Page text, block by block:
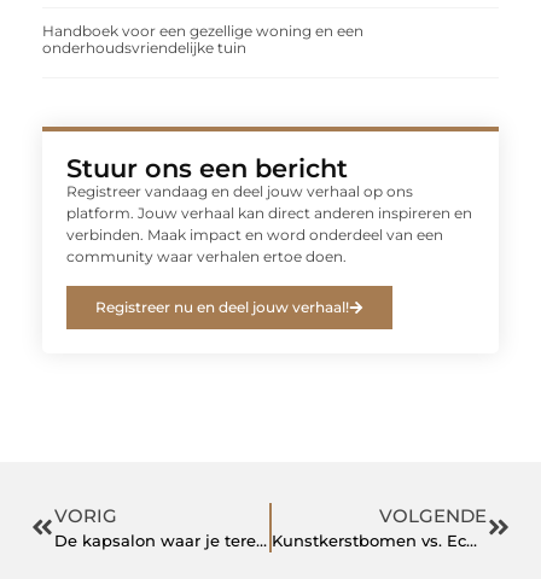
Handboek voor een gezellige woning en een
onderhoudsvriendelijke tuin
Stuur ons een bericht
Registreer vandaag en deel jouw verhaal op ons
platform. Jouw verhaal kan direct anderen inspireren en
verbinden. Maak impact en word onderdeel van een
community waar verhalen ertoe doen.
Registreer nu en deel jouw verhaal!
VORIG
De kapsalon waar je terecht kunt voor alle mogelijke haarstijlen
VOLGENDE
Kunstkerstbomen vs. Echte Kerstbomen: Een Vergelijking